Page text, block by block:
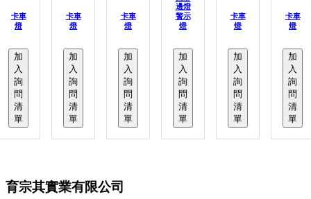
卡車
燈
加
入
詢
問
清
單
卡車
燈
加
入
詢
問
清
單
卡車
燈
加
入
詢
問
清
單
邊燈
警示
燈
加
入
詢
問
清
單
卡車
燈
加
入
詢
問
清
單
卡車
燈
加
入
詢
問
清
單
育宗其實業有限公司